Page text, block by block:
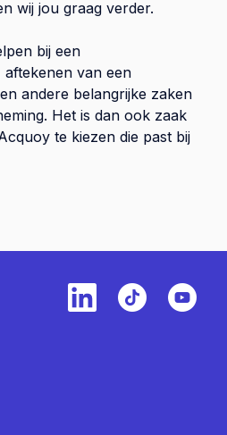
wij jou graag verder.
bij een
van een
andere belangrijke zaken
Het is dan ook zaak
te kiezen die past bij